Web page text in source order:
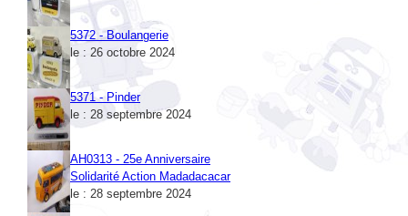
5372 - Boulangerie
le : 26 octobre 2024
5371 - Pinder
le : 28 septembre 2024
AH0313 - 25e Anniversaire
Solidarité Action Madadacacar
le : 28 septembre 2024